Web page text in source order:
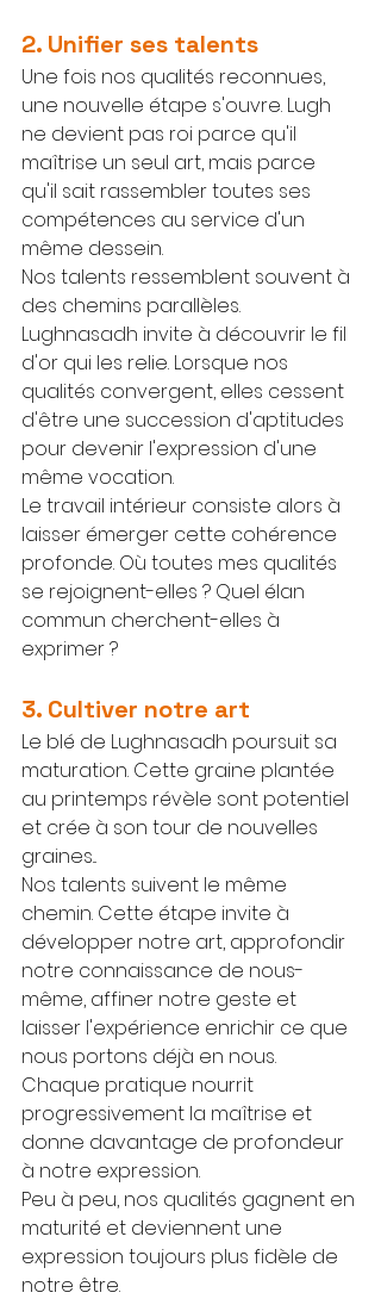
2. Unifier ses talents
Une fois nos qualités reconnues,
une nouvelle étape s'ouvre. Lugh
ne devient pas roi parce qu'il
maîtrise un seul art, mais parce
qu'il sait rassembler toutes ses
compétences au service d'un
même dessein.
Nos talents ressemblent souvent à
des chemins parallèles.
Lughnasadh invite à découvrir le fil
d'or qui les relie. Lorsque nos
qualités convergent, elles cessent
d'être une succession d'aptitudes
pour devenir l'expression d'une
même vocation.
Le travail intérieur consiste alors à
laisser émerger cette cohérence
profonde. Où toutes mes qualités
se rejoignent-elles ? Quel élan
commun cherchent-elles à
exprimer ?
3. Cultiver notre art
Le blé de Lughnasadh poursuit sa
maturation. Cette graine plantée
au printemps révèle sont potentiel
et crée à son tour de nouvelles
graines...
Nos talents suivent le même
chemin. Cette étape invite à
développer notre art, approfondir
notre connaissance de nous-
même, affiner notre geste et
laisser l'expérience enrichir ce que
nous portons déjà en nous.
Chaque pratique nourrit
progressivement la maîtrise et
donne davantage de profondeur
à notre expression.
Peu à peu, nos qualités gagnent en
maturité et deviennent une
expression toujours plus fidèle de
notre être.